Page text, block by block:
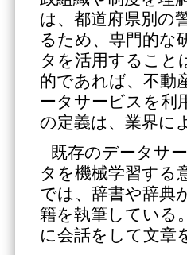
は、都道府県別の
るため、専門的な
タを活用すること
的であれば、不動
ータサービスを利
の定義は、業界に
既存のデータサ
タを機械学習する
では、辞書や辞典
籍を執筆している
に会話をして文章